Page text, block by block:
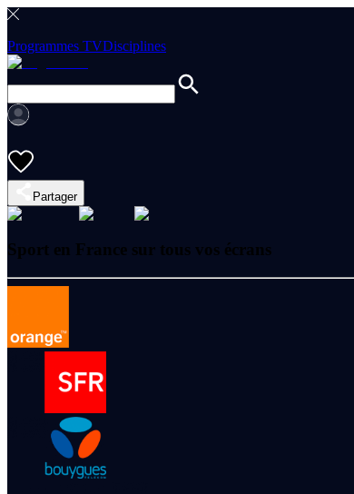
Programmes TVDisciplines
Partager
Sport en France sur tous vos écrans